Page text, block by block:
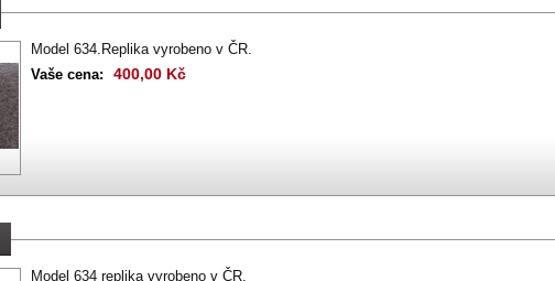
Model 634.Replika vyrobeno v ČR.
Vaše cena:
400,00 Kč
Model 634 replika vyrobeno v ČR.